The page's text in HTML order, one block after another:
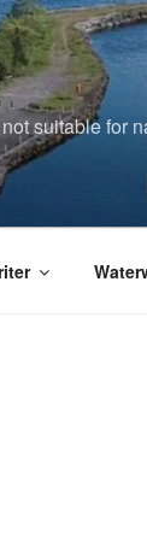
suitable for